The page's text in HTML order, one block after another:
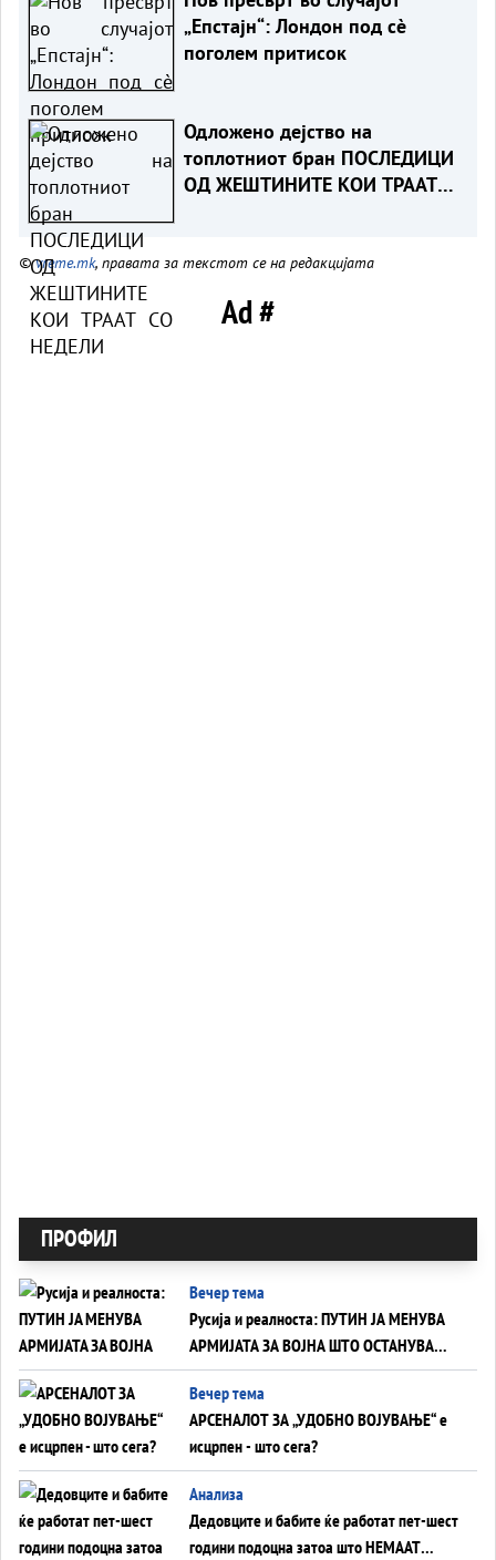
„Епстајн“: Лондон под сè
поголем притисок
Одложено дејство на
топлотниот бран ПОСЛЕДИЦИ
ОД ЖЕШТИНИТЕ КОИ ТРААТ
©vreme.mk, правата за текстот се на редакцијата
Ad #
ПРОФИЛ
Вечер тема
Русија и реалноста: ПУТИН ЈА МЕНУВА
АРМИЈАТА ЗА ВОЈНА ШТО ОСТАНУВА
БЕЗ ФРОНТ
Вечер тема
АРСЕНАЛОТ ЗА „УДОБНО ВОЈУВАЊЕ“ е
исцрпен - што сега?
Анализа
Дедовците и бабите ќе работат пет-шест
години подоцна затоа што НЕМААТ